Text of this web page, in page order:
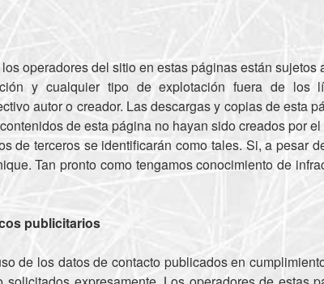
operadores del sitio en estas páginas están
y cualquier tipo de explotación fuera de
autor o creador. Las descargas y copias de esta
de esta página no hayan sido creados por
de terceros se identificarán como tales. Si, a pesar
Tan pronto como tengamos conocimiento de
publicitarios
de los datos de contacto publicados en